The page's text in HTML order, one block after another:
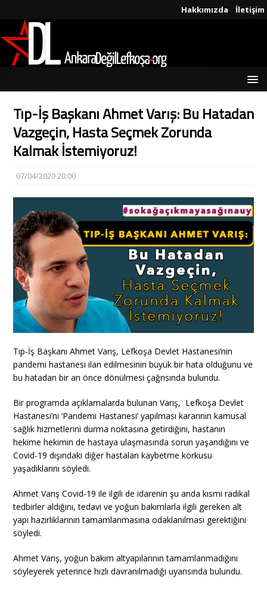
Hakkımızda İletişim
Tıp-İş Başkanı Ahmet Varış: Bu Hatadan
Vazgeçin, Hasta Seçmek Zorunda
Kalmak İstemiyoruz!
07/04/2020 20:00
Tıp-İş Başkanı Ahmet Varış, Lefkoşa Devlet Hastanesi’nin
pandemi hastanesi ilan edilmesinin büyük bir hata olduğunu ve
bu hatadan bir an önce dönülmesi çağrısında bulundu.
Bir programda açıklamalarda bulunan Varış, Lefkoşa Devlet
Hastanesi’ni ‘Pandemi Hastanesi’ yapılması kararının kamusal
sağlık hizmetlerini durma noktasına getirdiğini, hastanın
hekime hekimin de hastaya ulaşmasında sorun yaşandığını ve
Covid-19 dışındaki diğer hastaları kaybetme korkusu
yaşadıklarını söyledi.
Ahmet Varış Covid-19 ile ilgili de idarenin şu anda kısmi radikal
tedbirler aldığını, tedavi ve yoğun bakımlarla ilgili gereken alt
yapı hazırlıklarının tamamlanmasına odaklanılması gerektiğini
söyledi.
Ahmet Varış, yoğun bakım altyapılarının tamamlanmadığını
söyleyerek yeterince hızlı davranılmadığı uyarısında bulundu.